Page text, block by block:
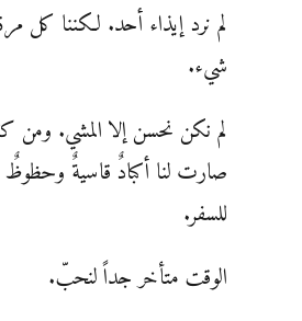
لم نرد إيذاء أحد. لكننا كل
شيء.
لم نكن نحسن إلا المشي. ومن
صارت لنا أكبادٌ قاسيةٌ
للسفر.
الوقت متأخر جداً لنحبّ.